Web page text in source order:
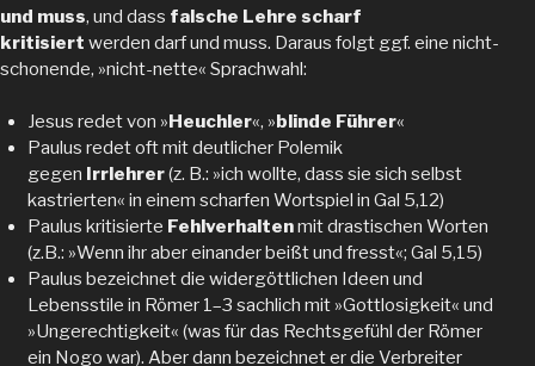
und muss, und dass falsche Lehre scharf
kritisiert werden darf und muss. Daraus folgt ggf. eine nicht-
schonende, »nicht-nette« Sprachwahl:
Jesus redet von » Heuchler«, » blinde Führer«
Paulus redet oft mit deutlicher Polemik
gegen Irrlehrer(z. B.: »ich wollte, dass sie sich selbst
kastrierten« in einem scharfen Wortspiel in Gal 5,12)
Paulus kritisierte Fehlverhaltenmit drastischen Worten
(z.B.: »Wenn ihr aber einander beißt und fresst«; Gal 5,15)
Paulus bezeichnet die widergöttlichen Ideen und
Lebensstile in Römer 1–3 sachlich mit »Gottlosigkeit« und
»Ungerechtigkeit« (was für das Rechtsgefühl der Römer
ein Nogo war). Aber dann bezeichnet er die Verbreiter